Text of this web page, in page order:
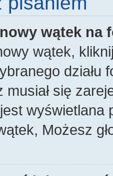
wątek na
wątek,
działu
musiał się
wyświetlana
Możesz